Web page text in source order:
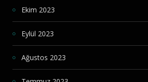
Ekim 2023
Eylül 2023
Ağustos 2023